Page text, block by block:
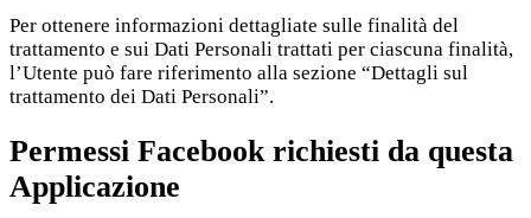
Per ottenere informazioni dettagliate sulle finalità del
trattamento e sui Dati Personali trattati per ciascuna finalità,
l’Utente può fare riferimento alla sezione “Dettagli sul
trattamento dei Dati Personali”.
Permessi Facebook richiesti da questa
Applicazione